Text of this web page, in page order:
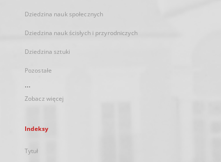
Dziedzina nauk społecznych
Dziedzina nauk ścisłych i przyrodniczych
Dziedzina sztuki
Pozostałe
...
Zobacz więcej
Indeksy
Tytuł